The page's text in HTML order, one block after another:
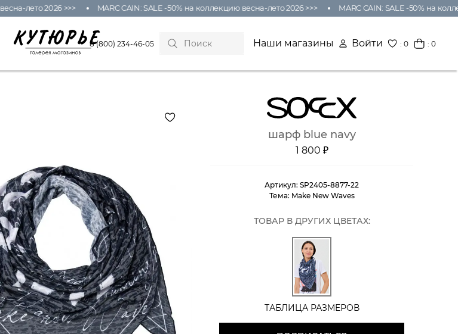
лето 2026 >>> MARC CAIN: SALE -50% на коллекцию весна-лето 2026 >>> MARC CAIN: SALE -50% на
8 (800) 234-46-05 Наши магазины Войти :0 : 0
шарф blue navy
1 800 ₽
Артикул:SP2405-8877-22
Тема: Make New Waves
ТОВАР В ДРУГИХ ЦВЕТАХ:
ТАБЛИЦА РАЗМЕРОВ